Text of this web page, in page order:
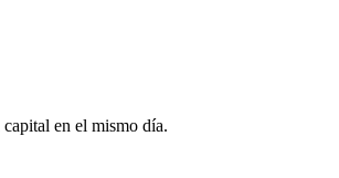
en el mismo día.